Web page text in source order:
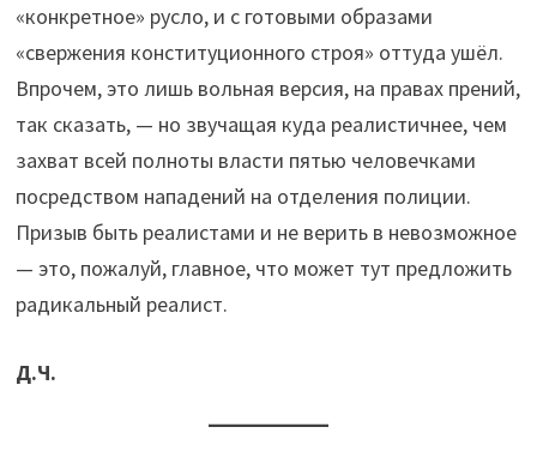
«конкретное» русло, и с готовыми образами
«свержения конституционного строя» оттуда ушёл.
Впрочем, это лишь вольная версия, на правах прений,
так сказать, — но звучащая куда реалистичнее, чем
захват всей полноты власти пятью человечками
посредством нападений на отделения полиции.
Призыв быть реалистами и не верить в невозможное
— это, пожалуй, главное, что может тут предложить
радикальный реалист.
Д.Ч.